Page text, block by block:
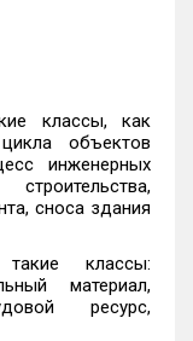
классы, как
объектов
инженерных
сноса здания
классы:
материал,
ресурс,